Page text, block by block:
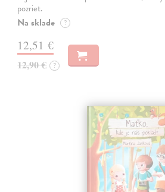
pozriet.
Na sklade ?
12,51 €
12,90 € ?